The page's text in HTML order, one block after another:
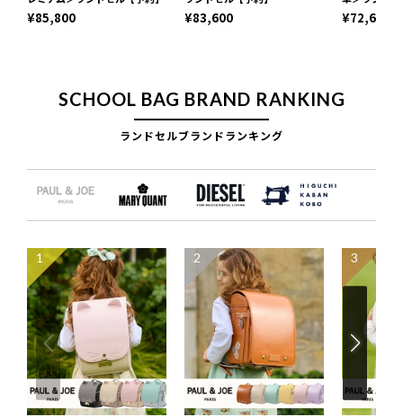
¥85,800 ¥83,600 ¥72,600
SCHOOL BAG BRAND RANKING
ランドセルブランドランキング
1 2 3